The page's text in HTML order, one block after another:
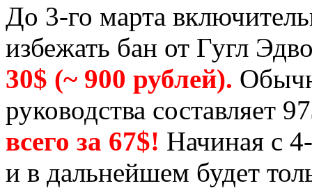
До 3-го марта
избежать бан от Гугл
30$ (~ 900 рублей).
руководства составляет
всего за 67$! Начиная с
и в дальнейшем будет